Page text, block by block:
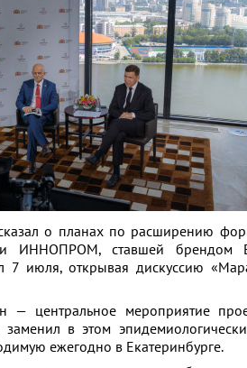
о планах по расширению
ИННОПРОМ, ставшей брендом
7 июля, открывая дискуссию
центральное мероприятие
в этом
ежегодно в Екатеринбурге.